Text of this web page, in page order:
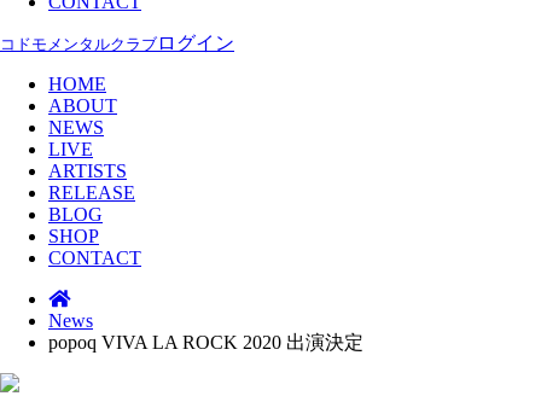
コドモメンタルクラブ ログイン
HOME
ABOUT
NEWS
LIVE
ARTISTS
RELEASE
BLOG
SHOP
CONTACT
News
popoq VIVA LA ROCK 2020 出演決定